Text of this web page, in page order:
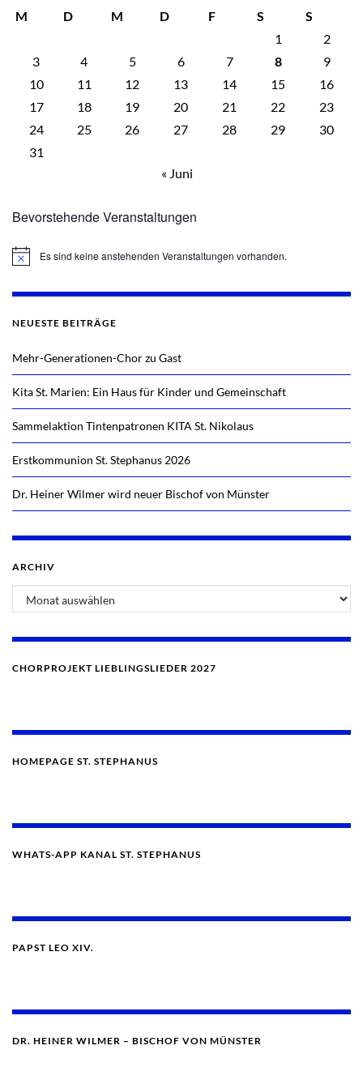
M
D M D F S
S
1
2
3
4 5 6 7 8
9
10
11 12 13 14 15
16
17
18 19 20 21 22
23
24
25 26 27 28 29
30
31
« Juni
Bevorstehende Veranstaltungen
HinweisEs sind keine anstehenden Veranstaltungen vorhanden.
NEUESTE BEITRÄGE
Mehr-Generationen-Chor zu Gast
Kita St. Marien: Ein Haus für Kinder und Gemeinschaft
Sammelaktion Tintenpatronen KITA St. Nikolaus
Erstkommunion St. Stephanus 2026
Dr. Heiner Wilmer wird neuer Bischof von Münster
ARCHIV
CHORPROJEKT LIEBLINGSLIEDER 2027
HOMEPAGE ST. STEPHANUS
WHATS-APP KANAL ST. STEPHANUS
PAPST LEO XIV.
DR. HEINER WILMER – BISCHOF VON MÜNSTER